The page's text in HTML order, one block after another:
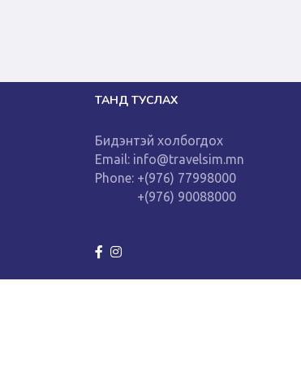
ТАНД ТУСЛАХ
Бидэнтэй холбогдох
Email: info@travelsim.mn
Phone: +(976) 77998000
+(976) 90088000